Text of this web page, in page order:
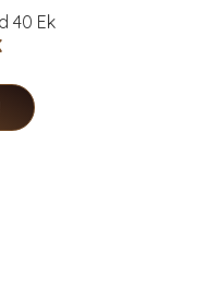
40 Ek